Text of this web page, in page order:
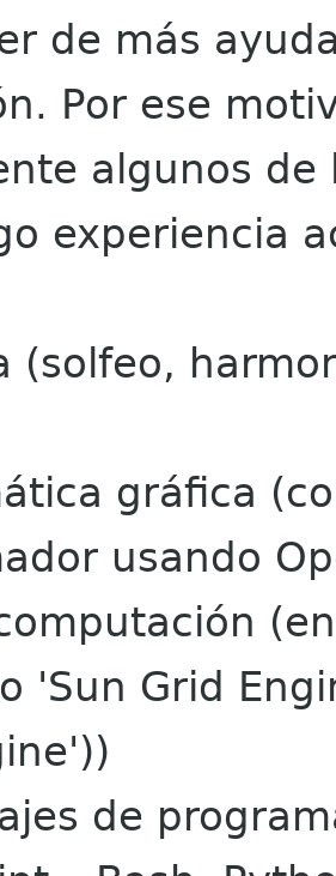
de más
Por ese
algunos
experiencia
(solfeo,
gráfica
usando
'Sun Grid
de